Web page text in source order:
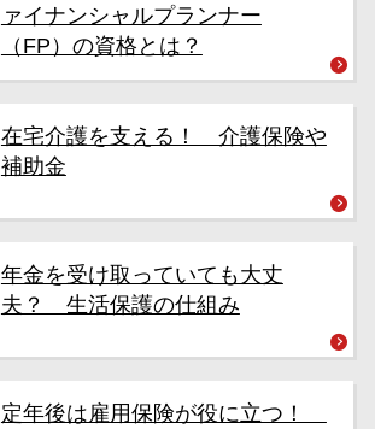
ァイナンシャルプランナー
（FP）の資格とは？
在宅介護を支える！ 介護保険や
補助金
年金を受け取っていても大丈
夫？ 生活保護の仕組み
定年後は雇用保険が役に立つ！